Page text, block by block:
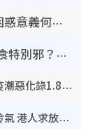
香港山邊鐵閘邊門大開？內地客困惑意義何在！網民神回覆：呢種叫法理性防禦
鬼門開2026｜農曆七月撞正日全食特別邪？專家警告切忌做一事！揭4大禁忌+2招保平安
奪命寄生蟲｜食生菜狂瀉首現死者！疫潮惡化錄1.8萬宗病例 揭洗菜3大謬誤
內地客歎港人唔識老！揭港鐵保鮮級冷氣 港人求放過：咪投訴